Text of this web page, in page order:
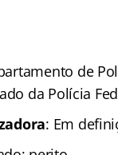
de
da Polícia
: Em